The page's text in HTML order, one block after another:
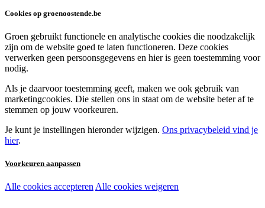
Cookies op groenoostende.be
Groen gebruikt functionele en analytische cookies die noodzakelijk
zijn om de website goed te laten functioneren. Deze cookies
verwerken geen persoonsgegevens en hier is geen toestemming voor
nodig.
Als je daarvoor toestemming geeft, maken we ook gebruik van
marketingcookies. Die stellen ons in staat om de website beter af te
stemmen op jouw voorkeuren.
Je kunt je instellingen hieronder wijzigen. Ons privacybeleid vind je
hier.
Voorkeuren aanpassen
Noodzakelijke cookies:
Alle cookies accepteren Alle cookies weigeren